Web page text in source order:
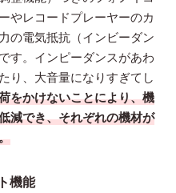
やレコードプレーヤーのカ
の電気抵抗（インビーダン
す。インピーダンスがあわ
り、大音量になりすぎてし
をかけないことにより、機
減でき、それぞれの機材が
機能